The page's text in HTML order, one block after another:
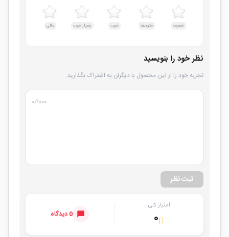
ضعیف متوسط خوب بسیار خوب عالی
نظر خود را بنویسید
تجربه خود را از این محصول با دیگران به اشتراک بگذارید.
۰/۱۰۰۰
ثبت نظر
امتیاز کلی
۰ 0 دیدگاه